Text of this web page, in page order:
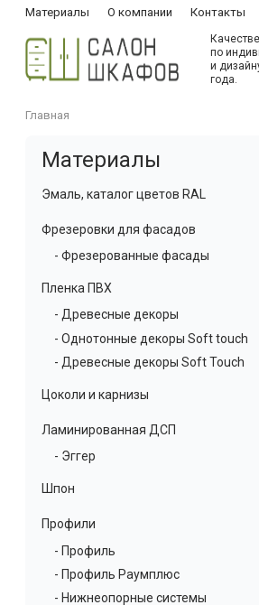
Материалы О компании Контакты
по
и
года.
Главная
Материалы
Эмаль, каталог цветов RAL
Фрезеровки для фасадов
- Фрезерованные фасады
Пленка ПВХ
- Древесные декоры
- Однотонные декоры Soft touch
- Древесные декоры Soft Touch
Цоколи и карнизы
Ламинированная ДСП
- Эггер
Шпон
Профили
- Профиль
- Профиль Раумплюс
- Нижнеопорные системы